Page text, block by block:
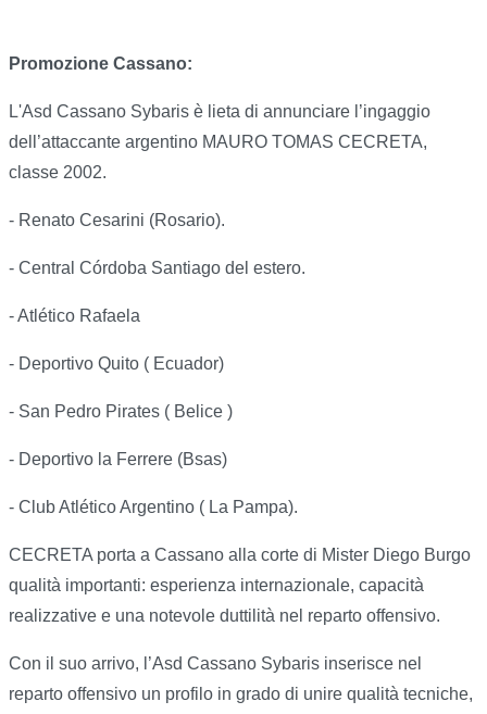
Promozione Cassano:
L'Asd Cassano Sybaris è lieta di annunciare l’ingaggio
dell’attaccante argentino MAURO TOMAS CECRETA,
classe 2002.
- Renato Cesarini (Rosario).
- Central Córdoba Santiago del estero.
- Atlético Rafaela
- Deportivo Quito ( Ecuador)
- San Pedro Pirates ( Belice )
- Deportivo la Ferrere (Bsas)
- Club Atlético Argentino ( La Pampa).
CECRETA porta a Cassano alla corte di Mister Diego Burgo
qualità importanti: esperienza internazionale, capacità
realizzative e una notevole duttilità nel reparto offensivo.
Con il suo arrivo, l’Asd Cassano Sybaris inserisce nel
reparto offensivo un profilo in grado di unire qualità tecniche,